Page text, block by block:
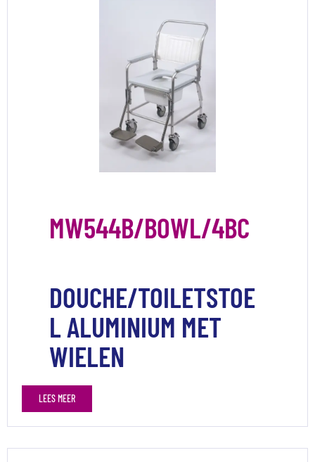
MW544B/BOWL/4BC
DOUCHE/TOILETSTOE
L ALUMINIUM MET
WIELEN
LEES MEER